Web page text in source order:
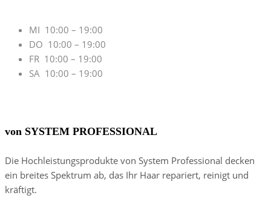
MI 10:00 – 19:00
DO 10:00 – 19:00
FR 10:00 – 19:00
SA 10:00 – 19:00
von SYSTEM PROFESSIONAL
Die Hochleistungsprodukte von System Professional decken
ein breites Spektrum ab, das Ihr Haar repariert, reinigt und
kräftigt.